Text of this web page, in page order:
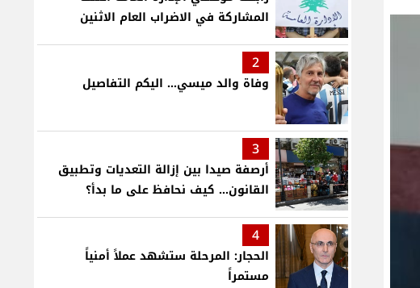
المشاركة في الاضراب العام الاثنين
2
وفاة والد ميسي... اليكم التفاصيل
3
أرصفة صيدا بين إزالة التعديات وتطبيق
القانون... كيف نحافظ على ما بدأ؟
4
الحجار: المرحلة ستشهد عملاً أمنياً
مستمراً